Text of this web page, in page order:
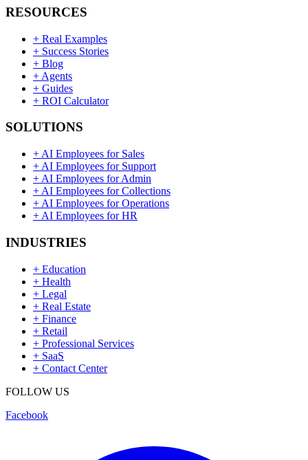
RESOURCES
+ Real Examples
+ Success Stories
+ Blog
+ Agents
+ Guides
+ ROI Calculator
SOLUTIONS
+ AI Employees for Sales
+ AI Employees for Support
+ AI Employees for Admin
+ AI Employees for Collections
+ AI Employees for Operations
+ AI Employees for HR
INDUSTRIES
+ Education
+ Health
+ Legal
+ Real Estate
+ Finance
+ Retail
+ Professional Services
+ SaaS
+ Contact Center
FOLLOW US
Facebook